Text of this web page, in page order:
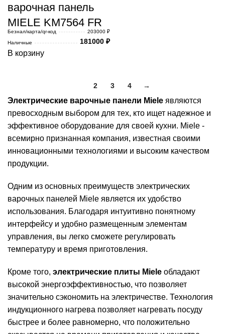
варочная панель
MIELE KM7564 FR
Безнал/карта/qr-код
203000 ₽
Наличные
181000 ₽
В корзину
2 3 4 →
Электрические варочные панели Miele являются
превосходным выбором для тех, кто ищет надежное и
эффективное оборудование для своей кухни. Miele -
всемирно признанная компания, известная своими
инновационными технологиями и высоким качеством
продукции.
Одним из основных преимуществ электрических
варочных панелей Miele является их удобство
использования. Благодаря интуитивно понятному
интерфейсу и удобно размещенным элементам
управления, вы легко сможете регулировать
температуру и время приготовления.
Кроме того, электрические плиты Miele обладают
высокой энергоэффективностью, что позволяет
значительно сэкономить на электричестве. Технология
индукционного нагрева позволяет нагревать посуду
быстрее и более равномерно, что положительно